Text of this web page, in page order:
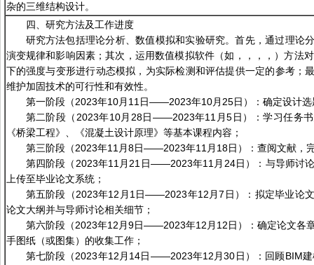
杂的三维结构设计。
四、研究方法及工作进度
研究方法包括理论分析、数值模拟和实验研究。首先，通过理论
演变规律和影响因素；其次，运用数值模拟软件（如，，，，）方法
下的强度与变形进行动态模拟，为实际检测和评估提供一定的参考；
维护加固技术的可行性和有效性。
第一阶段（2023年10月11日——2023年10月25日）：确定设计选
第二阶段（2023年10月28日——2023年11月5日）：学习任务
《桥梁工程》、《混凝土设计原理》等基本课程内容；
第三阶段（2023年11月8日——2023年11月18日）：查阅文献，
第四阶段（2023年11月21日——2023年11月24日）：与导师讨
上传至毕业论文系统；
第五阶段（2023年12月1日——2023年12月7日）：拟定毕业论
论文大纲并与导师讨论相关细节；
第六阶段（2023年12月9日——2023年12月12日）：确定论文各
手图纸（或图集）的收集工作；
第七阶段（2023年12月14日——2023年12月30日）：回顾BIM建